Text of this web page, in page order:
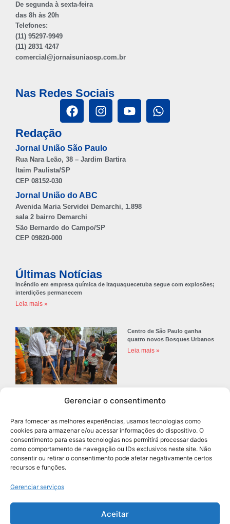
Gerenciar o consentimento
Para fornecer as melhores experiências, usamos tecnologias como
cookies para armazenar e/ou acessar informações do dispositivo. O
consentimento para essas tecnologias nos permitirá processar dados
como comportamento de navegação ou IDs exclusivos neste site. Não
consentir ou retirar o consentimento pode afetar negativamente certos
recursos e funções.
Gerenciar serviços
Aceitar
De segunda à sexta-feira
das 8h às 20h
Telefones:
(11) 95297-9949
(11) 2831 4247
comercial@jornaisuniaosp.com.br
Nas Redes Sociais
Redação
Jornal União São Paulo
Rua Nara Leão, 38 – Jardim Bartira
Itaim Paulista/SP
CEP 08152-030
Jornal União do ABC
Avenida Maria Servidei Demarchi, 1.898
sala 2 bairro Demarchi
São Bernardo do Campo/SP
CEP 09820-000
Últimas Notícias
Incêndio em empresa química de Itaquaquecetuba segue com explosões;
interdições permanecem
Leia mais »
Centro de São Paulo ganha
quatro novos Bosques Urbanos
Leia mais »
para professores
Leia mais »
Navegação